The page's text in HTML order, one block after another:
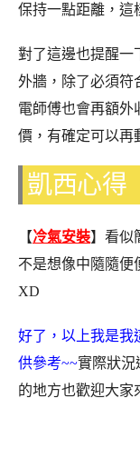
保持一點距離，這
對了這邊也提醒一
外牆，除了必須符
電師傅也會再額外
價，有確定可以再
凱西心得
【冷氣安裝】看似
不是想像中隨隨便
XD
好了，以上我是我
供參考~~實際狀況
的地方也歡迎大家